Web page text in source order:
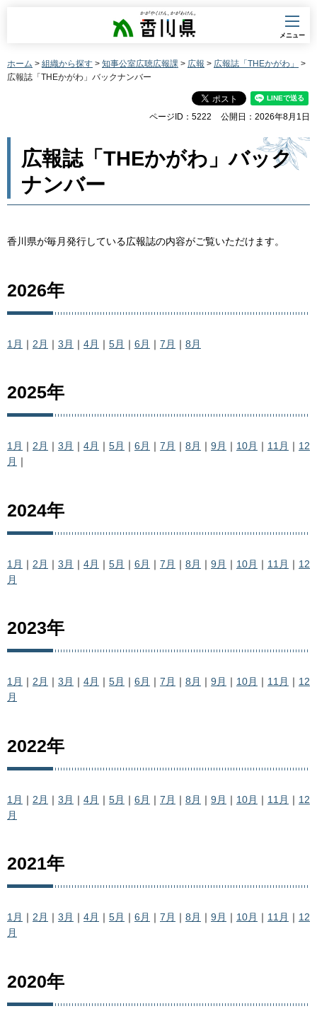
香川県
メニュー
ホーム > 組織から探す > 知事公室広聴広報課 > 広報 > 広報誌「THEかがわ」
>
広報誌「THEかがわ」バックナンバー
ページID：5222 公開日：2026年8月1日
広報誌「THEかがわ」バック
ナンバー
香川県が毎月発行している広報誌の内容がご覧いただけます。
2026年
1月 ｜ 2月 ｜ 3月 ｜ 4月 ｜ 5月 ｜ 6月 ｜ 7月 ｜ 8 月
2025年
1月 ｜ 2月 ｜ 3月 ｜ 4月 ｜ 5月 ｜ 6月 ｜ 7月 ｜ 8月 ｜ 9月 ｜ 10月 ｜ 11月 ｜ 12
月 ｜
2024年
1月 ｜ 2月 ｜ 3月 ｜ 4月 ｜ 5月 ｜ 6月 ｜ 7月 ｜ 8月 ｜ 9月 ｜ 10月 ｜ 11月 ｜ 12
月
2023年
1月 ｜ 2月 ｜ 3月 ｜ 4月 ｜ 5月 ｜ 6月 ｜ 7月 ｜ 8月 ｜ 9月 ｜ 10月 ｜ 11月 ｜ 12
月
2022年
1月 ｜ 2月 ｜ 3月 ｜ 4月 ｜ 5月 ｜ 6月 ｜ 7月 ｜ 8月 ｜ 9月 ｜ 10月 ｜ 11月 ｜ 12
月
2021年
1月 ｜ 2月 ｜ 3月 ｜ 4月 ｜ 5月 ｜ 6月 ｜ 7月 ｜ 8月 ｜ 9月 ｜ 10月 ｜ 11月 ｜ 12
月
2020年